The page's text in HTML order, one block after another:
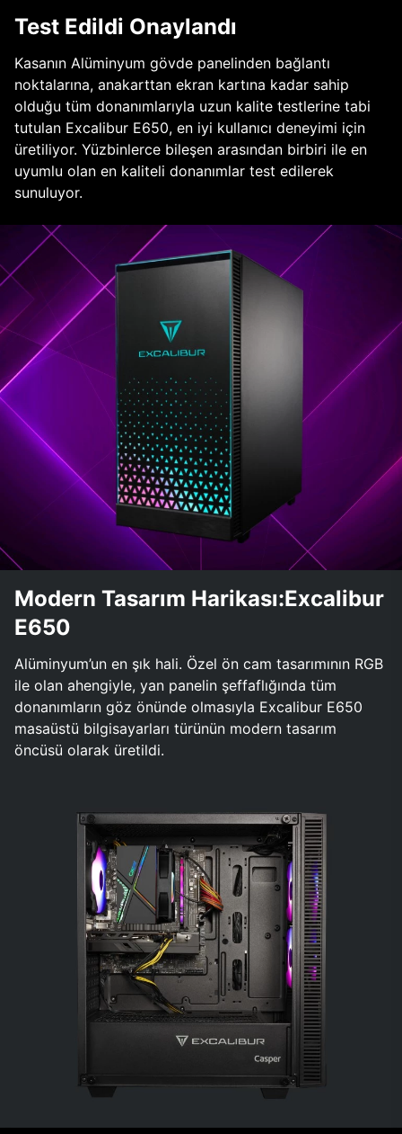
Test Edildi Onaylandı
Kasanın Alüminyum gövde panelinden bağlantı
noktalarına, anakarttan ekran kartına kadar sahip
olduğu tüm donanımlarıyla uzun kalite testlerine tabi
tutulan Excalibur E650, en iyi kullanıcı deneyimi için
üretiliyor. Yüzbinlerce bileşen arasından birbiri ile en
uyumlu olan en kaliteli donanımlar test edilerek
sunuluyor.
Modern Tasarım Harikası:Excalibur
E650
Alüminyum’un en şık hali. Özel ön cam tasarımının RGB
ile olan ahengiyle, yan panelin şeffaflığında tüm
donanımların göz önünde olmasıyla Excalibur E650
masaüstü bilgisayarları türünün modern tasarım
öncüsü olarak üretildi.